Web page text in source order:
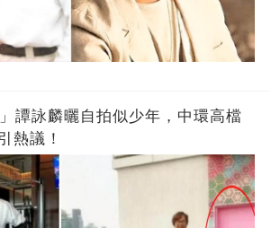
譚詠麟曬自拍似少年，中環高檔
熱議！